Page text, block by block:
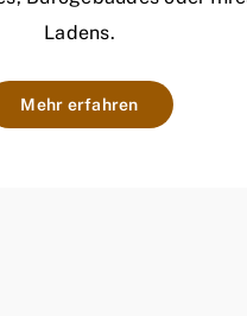
Ladens.
Mehr erfahren